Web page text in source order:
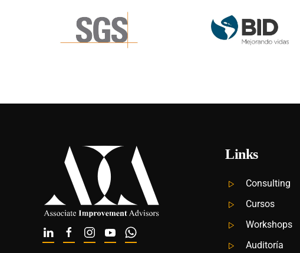
Links
Consulting
Cursos
Workshops
Auditoría